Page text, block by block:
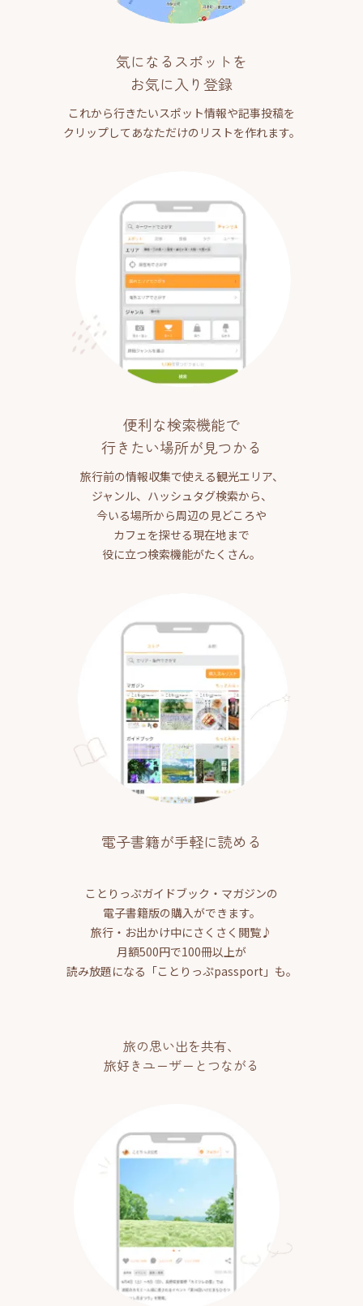
気になるスポットを
お気に入り登録
これから行きたいスポット情報や記事投稿を
クリップしてあなただけのリストを作れます。
便利な検索機能で
行きたい場所が見つかる
旅行前の情報収集で使える観光エリア、
ジャンル、ハッシュタグ検索から、
今いる場所から周辺の見どころや
カフェを探せる現在地まで
役に立つ検索機能がたくさん。
電子書籍が手軽に読める
ことりっぷガイドブック・マガジンの
電子書籍版の購入ができます。
旅行・お出かけ中にさくさく閲覧♪
月額500円で100冊以上が
読み放題になる「ことりっぷpassport」も。
旅の思い出を共有、
旅好きユーザーとつながる